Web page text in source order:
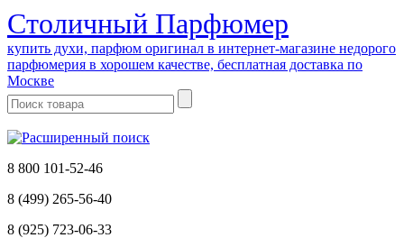
Cтоличный Парфюмер
купить духи, парфюм оригинал в интернет-магазине недорого
парфюмерия в хорошем качестве, бесплатная доставка по
Москве
8 800 101-52-46
8 (499) 265-56-40
8 (925) 723-06-33